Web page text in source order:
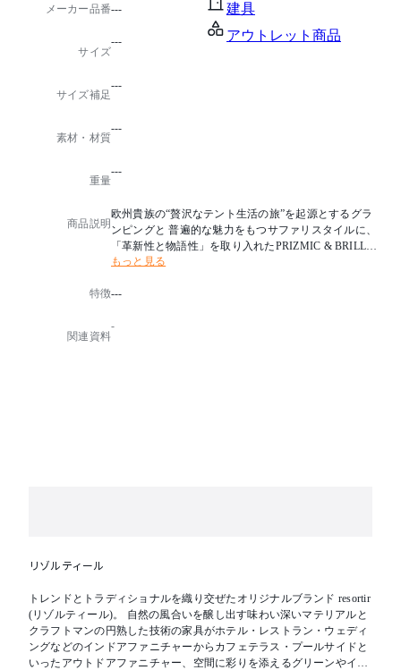
建具
アウトレット商品
メーカー品番---
サイズ
---
サイズ補足
---
素材・材質
---
重量
---
商品説明
欧州貴族の“贅沢なテント生活の旅”を起源とするグラ
ンピングと 普遍的な魅力をもつサファリスタイルに、
「革新性と物語性」を取り入れたPRIZMIC & BRILL(
プリズミック&ブリル)。
してやさしい使用感を兼ね備えた家具たちは、“今”と
ょう。
もっと見る
特徴---
関連資料
-
リゾルティール
トレンドとトラディショナルを織り交ぜたオリジナルブランド resortir
(リゾルティール)。 自然の風合いを醸し出す味わい深いマテリアルと
クラフトマンの円熟した技術の家具がホテル・レストラン・ウェディ
ングなどのインドアファニチャーからカフェテラス・プールサイドと
いったアウトドアファニチャー、空間に彩りを添えるグリーンやイン